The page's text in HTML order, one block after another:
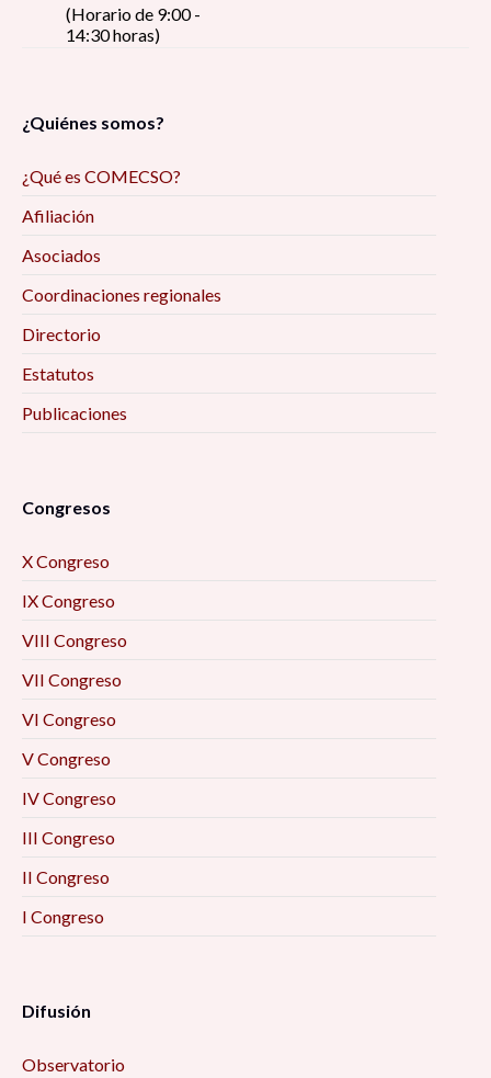
(Horario de 9:00 -
14:30 horas)
¿Quiénes somos?
¿Qué es COMECSO?
Afiliación
Asociados
Coordinaciones regionales
Directorio
Estatutos
Publicaciones
Congresos
X Congreso
IX Congreso
VIII Congreso
VII Congreso
VI Congreso
V Congreso
IV Congreso
III Congreso
II Congreso
I Congreso
Difusión
Observatorio